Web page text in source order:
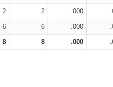
2 2 .000
6 6 .000
8 8 .000